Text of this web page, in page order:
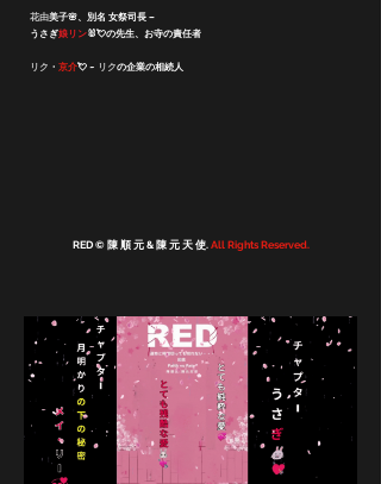
花由美子🌸、別名 女祭司長 –
うさぎ娘リン🐰💘の先生、お寺の責任者
リク ・ 京介💘 ~ リクの企業の相続人
RED © 陳 順 元 & 陳 元 天 使. All Rights Reserved.